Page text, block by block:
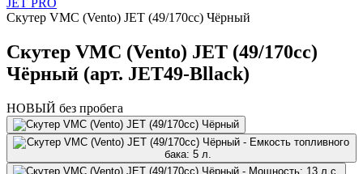
JET PRO
Скутер VMC (Vento) JET (49/170cc) Чёрный
Скутер VMC (Vento) JET (49/170cc)
Чёрный (арт. JET49-Bllack)
НОВЫЙ без пробега